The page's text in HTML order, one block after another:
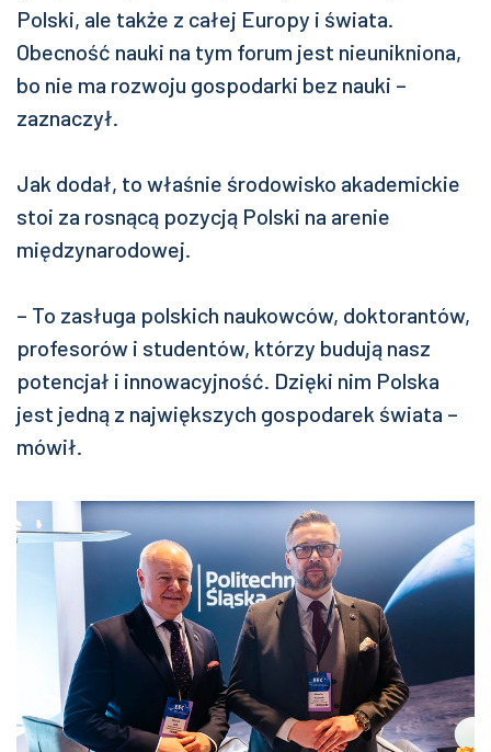
Polski, ale także z całej Europy i świata.
Obecność nauki na tym forum jest nieunikniona,
bo nie ma rozwoju gospodarki bez nauki –
zaznaczył.
Jak dodał, to właśnie środowisko akademickie
stoi za rosnącą pozycją Polski na arenie
międzynarodowej.
– To zasługa polskich naukowców, doktorantów,
profesorów i studentów, którzy budują nasz
potencjał i innowacyjność. Dzięki nim Polska
jest jedną z największych gospodarek świata –
mówił.